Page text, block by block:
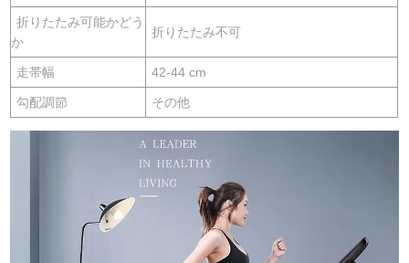
折りたたみ可能かどう
か
折りたたみ不可
走帯幅 42-44 cm
勾配調節 その他